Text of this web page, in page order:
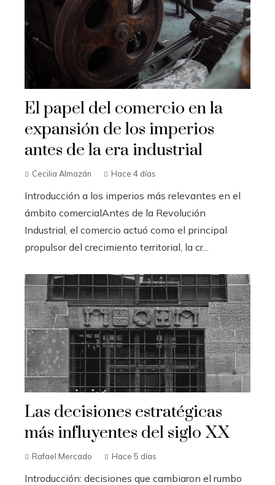
El papel del comercio en la
expansión de los imperios
antes de la era industrial
Cecilia Almazán Hace 4 días
Introducción a los imperios más relevantes en el
ámbito comercialAntes de la Revolución
Industrial, el comercio actuó como el principal
propulsor del crecimiento territorial, la cr...
Las decisiones estratégicas
más influyentes del siglo XX
Rafael Mercado Hace 5 días
Introducción: decisiones que cambiaron el rumbo